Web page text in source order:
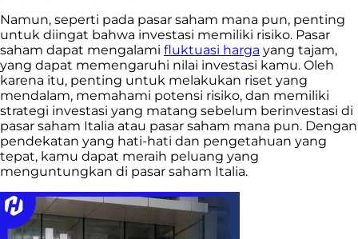
Namun, seperti pada pasar saham mana pun, penting
untuk diingat bahwa investasi memiliki risiko. Pasar
saham dapat mengalami fluktuasi harga yang tajam,
yang dapat memengaruhi nilai investasi kamu. Oleh
karena itu, penting untuk melakukan riset yang
mendalam, memahami potensi risiko, dan memiliki
strategi investasi yang matang sebelum berinvestasi di
pasar saham Italia atau pasar saham mana pun. Dengan
pendekatan yang hati-hati dan pengetahuan yang
tepat, kamu dapat meraih peluang yang
menguntungkan di pasar saham Italia.